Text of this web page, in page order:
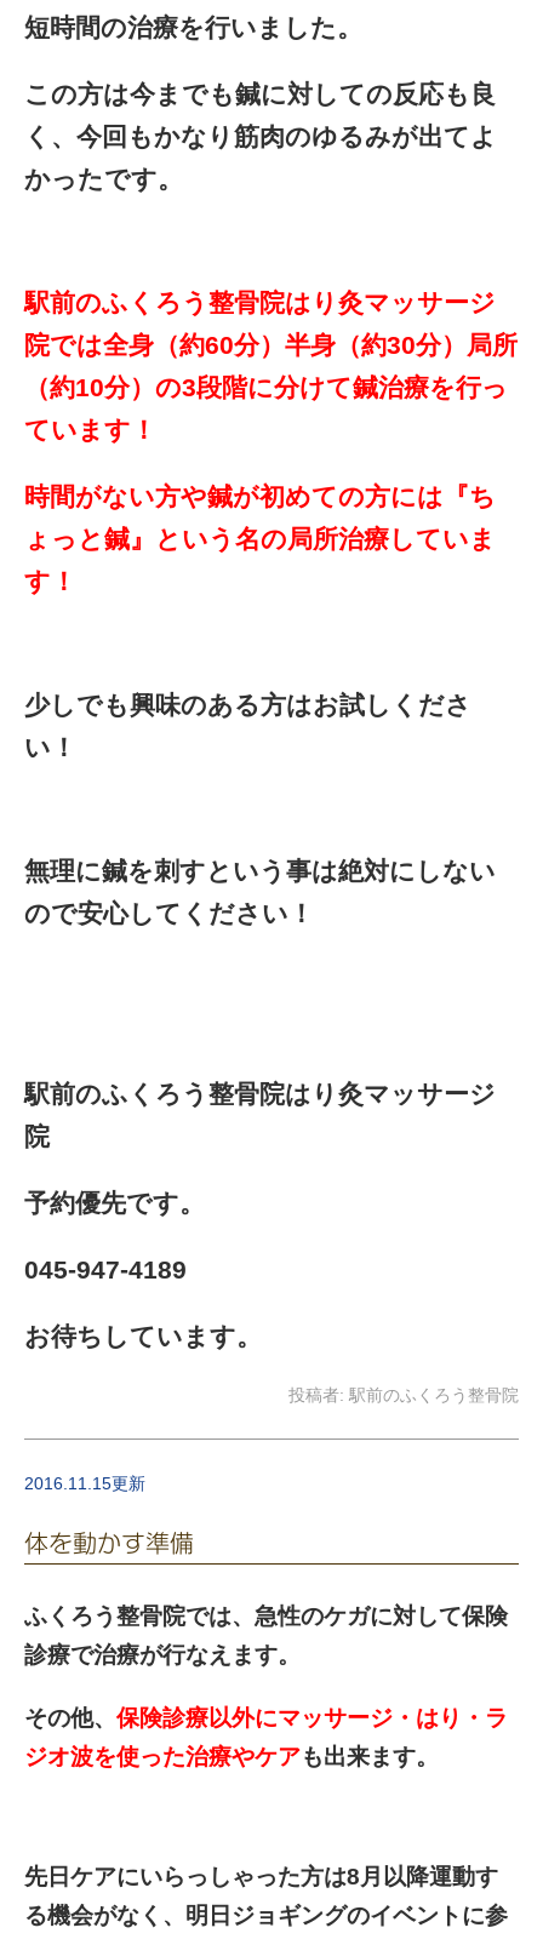
短時間の治療を行いました。
この方は今までも鍼に対しての反応も良
く、今回もかなり筋肉のゆるみが出てよ
かったです。
駅前のふくろう整骨院はり灸マッサージ
院では全身（約60分）半身（約30分）局所
（約10分）の3段階に分けて鍼治療を行っ
ています！
時間がない方や鍼が初めての方には『ち
ょっと鍼』という名の局所治療していま
す！
少しでも興味のある方はお試しくださ
い！
無理に鍼を刺すという事は絶対にしない
ので安心してください！
駅前のふくろう整骨院はり灸マッサージ
院
予約優先です。
045-947-4189
お待ちしています。
投稿者: 駅前のふくろう整骨院
2016.11.15更新
体を動かす準備
ふくろう整骨院では、急性のケガに対して保険
診療で治療が行なえます。
その他、 保険診療以外にマッサージ・はり・ラ
ジオ波を使った治療やケアも出来ます。
先日ケアにいらっしゃった方は8月以降運動す
る機会がなく、明日ジョギングのイベントに参